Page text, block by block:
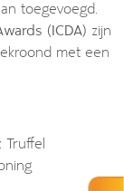
toegevoegd.
(ICDA) zijn
met een
Truffel